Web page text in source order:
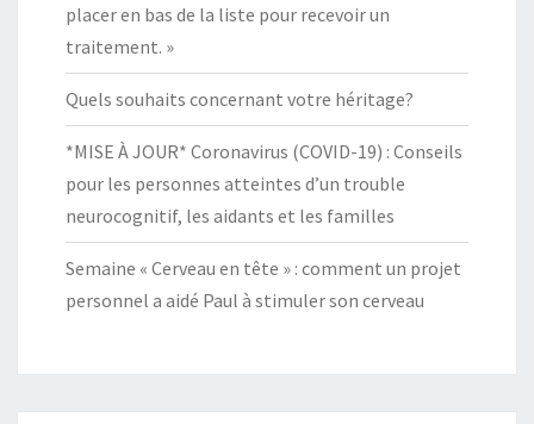
placer en bas de la liste pour recevoir un
traitement. »
Quels souhaits concernant votre héritage?
*MISE À JOUR* Coronavirus (COVID-19) : Conseils
pour les personnes atteintes d’un trouble
neurocognitif, les aidants et les familles
Semaine « Cerveau en tête » : comment un projet
personnel a aidé Paul à stimuler son cerveau